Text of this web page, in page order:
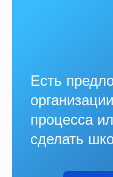
Есть
процесса
сделать